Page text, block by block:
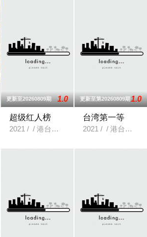
据 TVB music group 宣传，TVB 新音乐节
更新至20260809期 1.0
超级红人榜
2021 / / 港台综艺
更新至第20260809期1.0
台湾第一等
2021 / / 港台综艺